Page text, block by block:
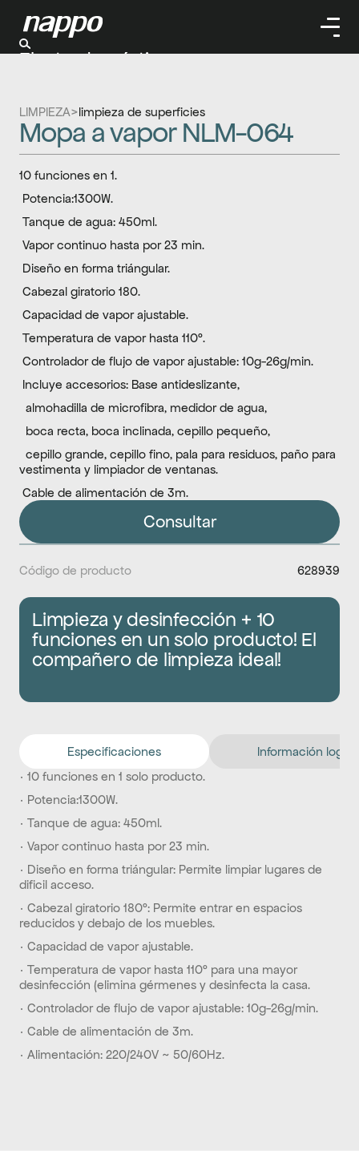
LIMPIEZA>limpieza de superficies
Mopa a vapor NLM-064
10 funciones en 1.
Potencia:1300W.
Tanque de agua: 450ml.
Vapor continuo hasta por 23 min.
Diseño en forma triángular.
Cabezal giratorio 180.
Capacidad de vapor ajustable.
Temperatura de vapor hasta 110º.
Controlador de flujo de vapor ajustable: 10g-26g/min.
Incluye accesorios: Base antideslizante,
  almohadilla de microfibra, medidor de agua,
  boca recta, boca inclinada, cepillo pequeño,
vestimenta y limpiador de ventanas.
Cable de alimentación de 3m.
Consultar
Código de producto 628939
Limpieza y desinfección + 10
funciones en un solo producto! El
compañero de limpieza ideal!
Especificaciones
Información
· 10 funciones en 1 solo producto.
· Potencia:1300W.
· Tanque de agua: 450ml.
· Vapor continuo hasta por 23 min.
· Diseño en forma triángular: Permite limpiar lugares de
dificil acceso.
· Cabezal giratorio 180º: Permite entrar en espacios
reducidos y debajo de los muebles.
· Capacidad de vapor ajustable.
· Temperatura de vapor hasta 110º para una mayor
desinfección (elimina gérmenes y desinfecta la casa.
· Controlador de flujo de vapor ajustable: 10g-26g/min.
· Cable de alimentación de 3m.
· Alimentación: 220/240V ~ 50/60Hz.
Electrodomésticos
Limpieza
Herramientas
Climatizaación